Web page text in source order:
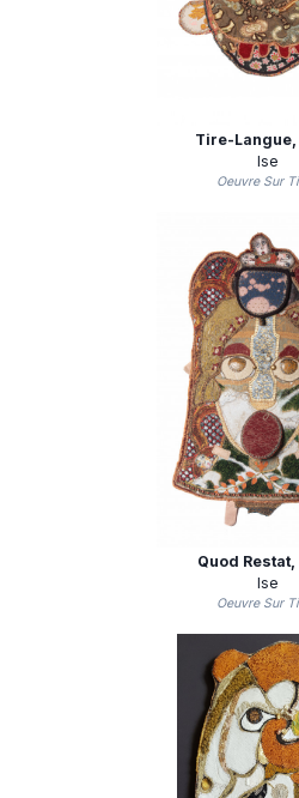
Tire-Langue
Ise
Oeuvre Sur
Quod Restat,
Ise
Oeuvre Sur